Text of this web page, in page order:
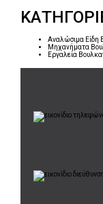
Αναλώσιμα Είδη
Μηχανήματα
Εργαλεία